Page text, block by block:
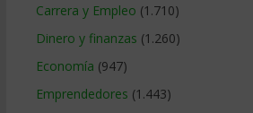
Carrera y Empleo (1.710)
Dinero y finanzas (1.260)
Economía (947)
Emprendedores (1.443)